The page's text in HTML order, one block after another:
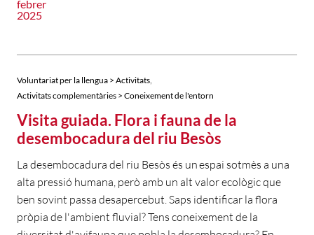
febrer
2025
Voluntariat per la llengua > Activitats
Activitats complementàries > Coneixement de l'entorn
Visita guiada. Flora i fauna de la
desembocadura del riu Besòs
La desembocadura del riu Besòs és un espai sotmès a una
alta pressió humana, però amb un alt valor ecològic que
ben sovint passa desapercebut. Saps identificar la flora
pròpia de l'ambient fluvial? Tens coneixement de la